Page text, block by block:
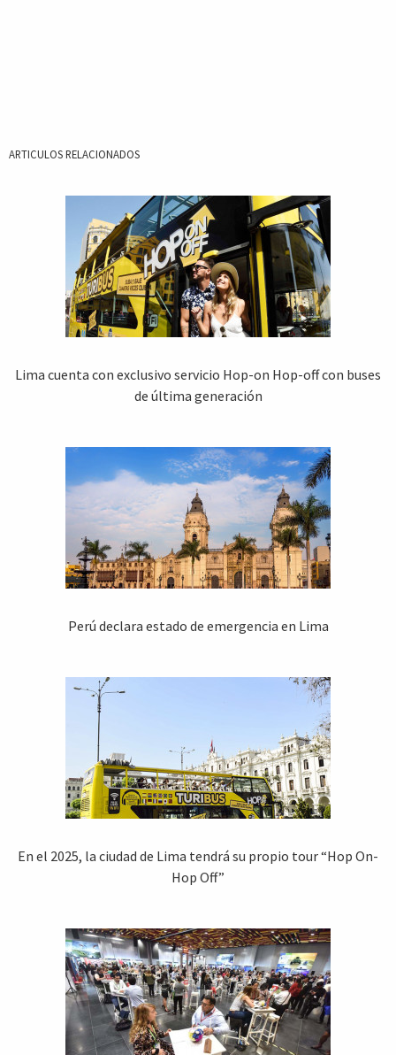
ARTICULOS RELACIONADOS
Lima cuenta con exclusivo servicio Hop-on Hop-off con buses
de última generación
Perú declara estado de emergencia en Lima
En el 2025, la ciudad de Lima tendrá su propio tour “Hop On-
Hop Off”